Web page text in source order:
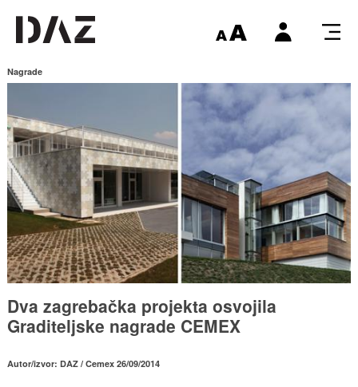
Nagrade
Dva zagrebačka projekta osvojila
Graditeljske nagrade CEMEX
Autor/izvor: DAZ / Cemex 26/09/2014